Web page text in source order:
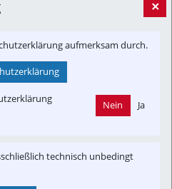
die Verspätungszahlen im
×
aufmerksam durch.
Nein Ja
technisch unbedingt